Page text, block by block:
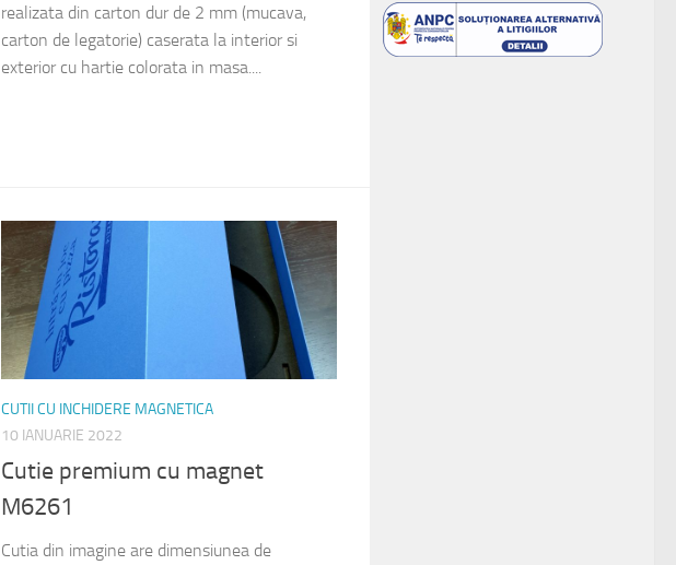
realizata din carton dur de 2 mm (mucava,
carton de legatorie) caserata la interior si
exterior cu hartie colorata in masa....
CUTII CU INCHIDERE MAGNETICA
10 IANUARIE 2022
Cutie premium cu magnet
M6261
Cutia din imagine are dimensiunea de